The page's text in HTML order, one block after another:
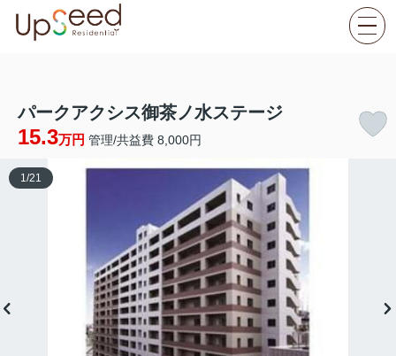
パークアクシス御茶ノ水ステージ
15.3万円 管理/共益費 8,000円
1 /21